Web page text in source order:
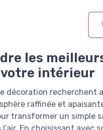
les
intérieur
décoration recherchent
raffinée et
transformer un simple